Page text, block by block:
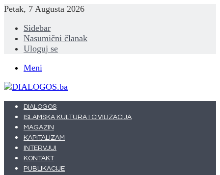
Petak, 7 Augusta 2026
Sidebar
Nasumični članak
Uloguj se
Meni
DIALOGOS
ISLAMSKA KULTURA I CIVILIZACIJA
MAGAZIN
KAPITALIZAM
INTERVJUI
KONTAKT
PUBLIKACIJE